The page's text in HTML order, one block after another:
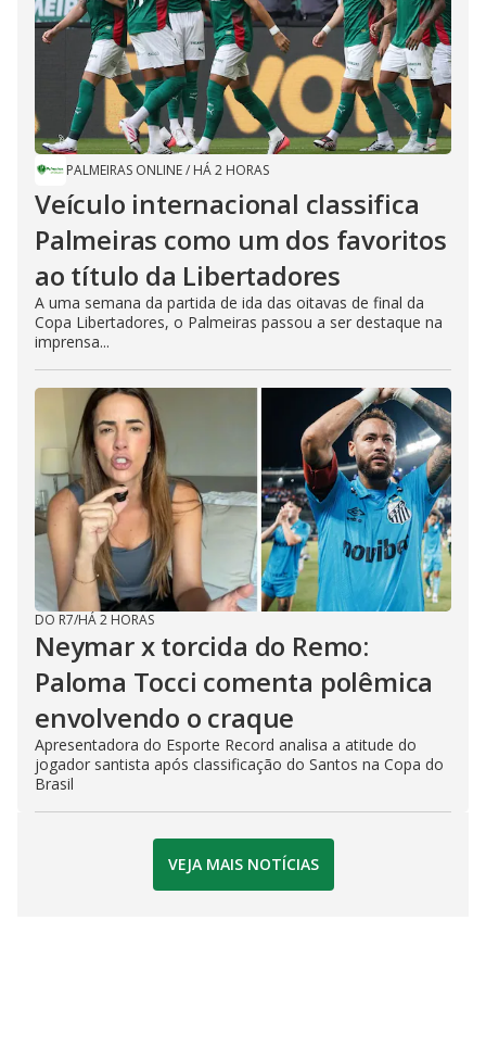
PALMEIRAS ONLINE/ HÁ 2 HORAS
Veículo internacional classifica
Palmeiras como um dos favoritos
ao título da Libertadores
A uma semana da partida de ida das oitavas de final da
Copa Libertadores, o Palmeiras passou a ser destaque na
imprensa...
DO R7/HÁ 2 HORAS
Neymar x torcida do Remo:
Paloma Tocci comenta polêmica
envolvendo o craque
Apresentadora do Esporte Record analisa a atitude do
jogador santista após classificação do Santos na Copa do
Brasil
VEJA MAIS NOTÍCIAS